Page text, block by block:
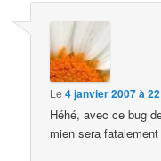
Le4 janvier 2007 à
Héhé, avec ce bug
mien sera